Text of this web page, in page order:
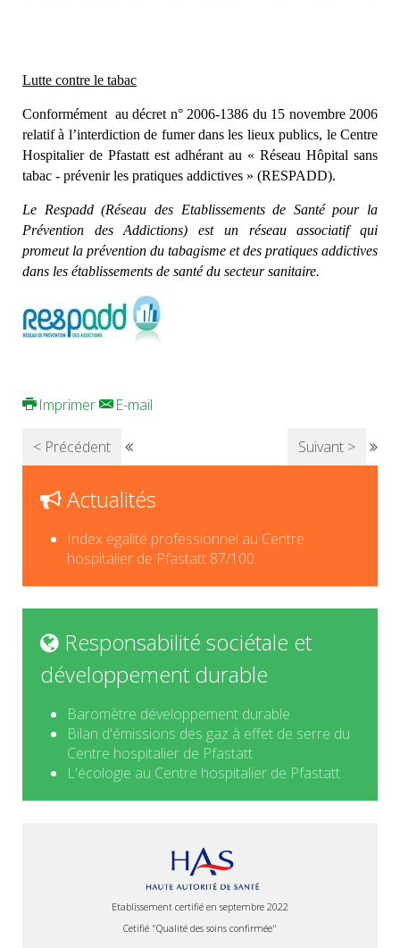
Lutte contre le tabac
Conformément au décret n° 2006-1386 du 15 novembre 2006
relatif à l’interdiction de fumer dans les lieux publics, le Centre
Hospitalier de Pfastatt est adhérant au « Réseau Hôpital sans
tabac - prévenir les pratiques addictives » (RESPADD).
Le Respadd (Réseau des Etablissements de Santé pour la
Prévention des Addictions) est un réseau associatif qui
promeut la prévention du tabagisme et des pratiques addictives
dans les établissements de santé du secteur sanitaire.
Imprimer E-mail
< Précédent Suivant >
Actualités
Index égalité professionnel au Centre
hospitalier de Pfastatt 87/100
Responsabilité sociétale et
développement durable
Baromètre développement durable
Bilan d'émissions des gaz à effet de serre du
Centre hospitalier de Pfastatt
L'écologie au Centre hospitalier de Pfastatt
Etablissement certifié en septembre 2022
Cetifié "Qualité des soins confirmée"